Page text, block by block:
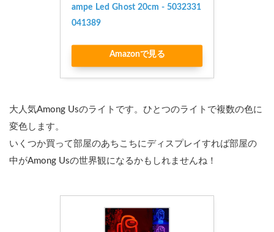
ampe Led Ghost 20cm - 5032331
041389
Amazonで見る
大人気Among Usのライトです。ひとつのライトで複数の色に
変色します。
いくつか買って部屋のあちこちにディスプレイすれば部屋の
中がAmong Usの世界観になるかもしれませんね！